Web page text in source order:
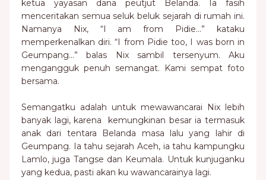
ketua yayasan dana peutjut Belanda. Ia fasih
menceritakan semua seluk beluk sejarah di rumah ini.
Namanya Nix, “I am from Pidie…” kataku
memperkenalkan diri. “I from Pidie too, I was born in
Geumpang…” balas Nix sambil tersenyum. Aku
mengangguk penuh semangat. Kami sempat foto
bersama.
Semangatku adalah untuk mewawancarai Nix lebih
banyak lagi, karena kemungkinan besar ia termasuk
anak dari tentara Belanda masa lalu yang lahir di
Geumpang. Ia tahu sejarah Aceh, ia tahu kampungku
Lamlo, juga Tangse dan Keumala. Untuk kunjuganku
yang kedua, pasti akan ku wawancarainya lagi.